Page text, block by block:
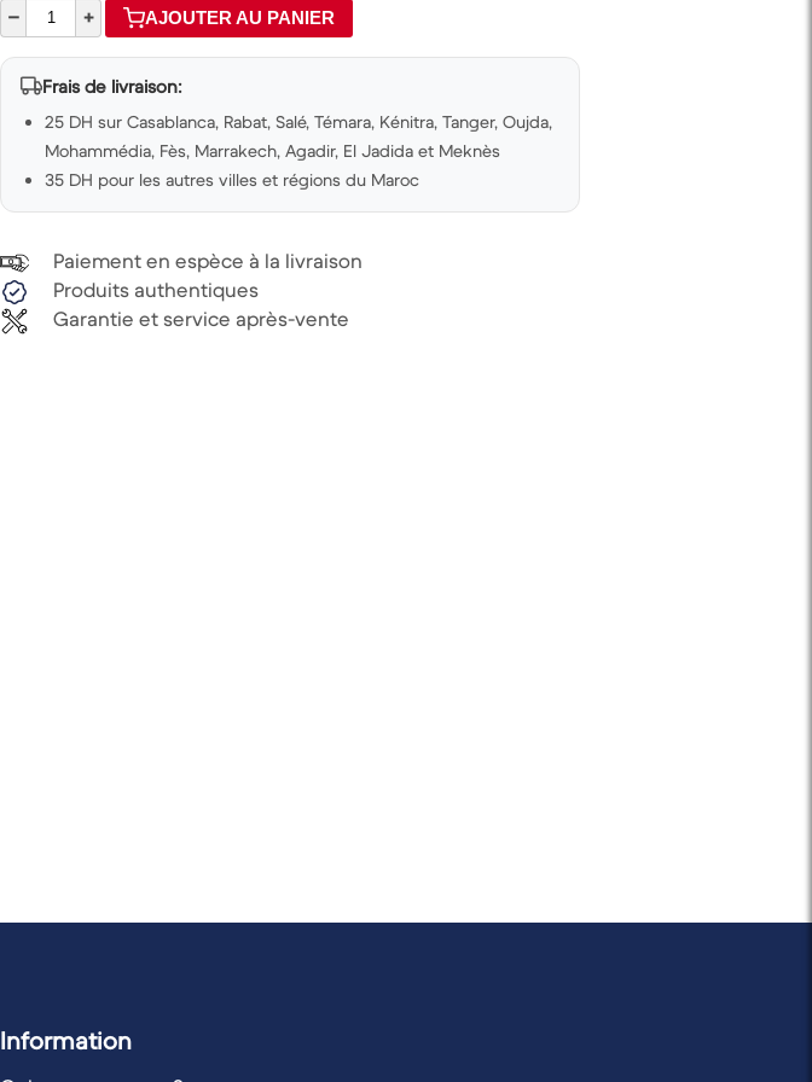
–
+ AJOUTER AU PANIER
Frais de livraison:
25 DH sur Casablanca, Rabat, Salé, Témara, Kénitra, Tanger, Oujda,
Mohammédia, Fès, Marrakech, Agadir, El Jadida et Meknès
35 DH pour les autres villes et régions du Maroc
Paiement en espèce à la livraison
Produits authentiques
Garantie et service après-vente
Information